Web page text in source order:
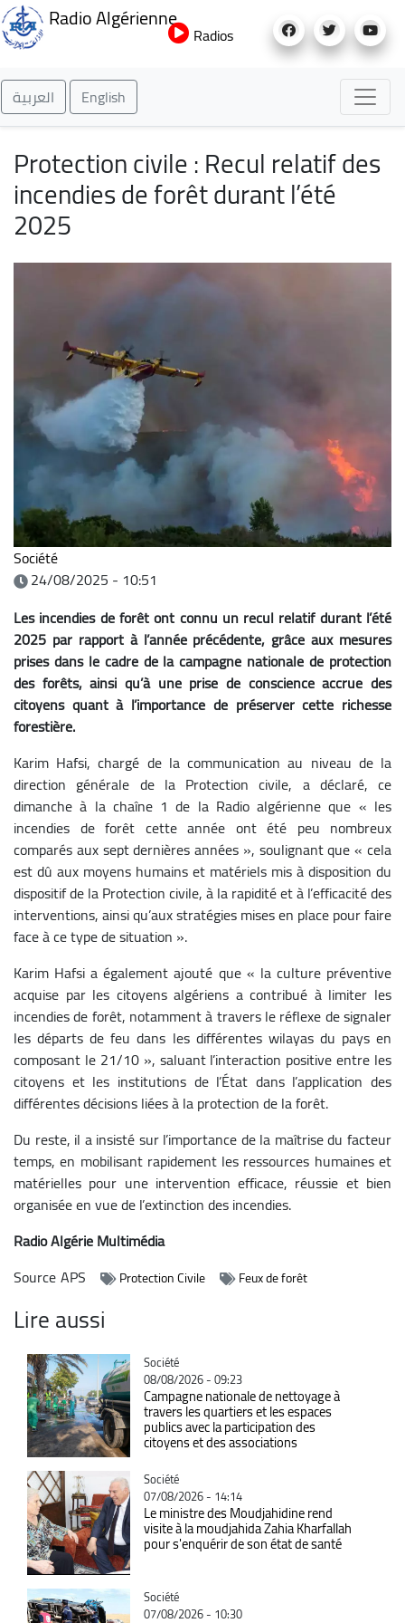
au
Radio Algérienne
Radios
العربية English
Protection civile : Recul relatif des
incendies de forêt durant l’été
2025
Société
24/08/2025 - 10:51
Les incendies de forêt ont connu un recul relatif durant l’été
2025 par rapport à l’année précédente, grâce aux mesures
prises dans le cadre de la campagne nationale de protection
des forêts, ainsi qu’à une prise de conscience accrue des
citoyens quant à l’importance de préserver cette richesse
forestière.
Karim Hafsi, chargé de la communication au niveau de la
direction générale de la Protection civile, a déclaré, ce
dimanche à la chaîne 1 de la Radio algérienne que « les
incendies de forêt cette année ont été peu nombreux
comparés aux sept dernières années », soulignant que « cela
est dû aux moyens humains et matériels mis à disposition du
dispositif de la Protection civile, à la rapidité et à l’efficacité des
interventions, ainsi qu’aux stratégies mises en place pour faire
face à ce type de situation ».
Karim Hafsi a également ajouté que « la culture préventive
acquise par les citoyens algériens a contribué à limiter les
incendies de forêt, notamment à travers le réflexe de signaler
les départs de feu dans les différentes wilayas du pays en
composant le 21/10 », saluant l’interaction positive entre les
citoyens et les institutions de l’État dans l’application des
différentes décisions liées à la protection de la forêt.
Du reste, il a insisté sur l’importance de la maîtrise du facteur
temps, en mobilisant rapidement les ressources humaines et
matérielles pour une intervention efficace, réussie et bien
organisée en vue de l’extinction des incendies.
Radio Algérie Multimédia
SourceAPS Protection Civile Feux de forêt
Lire aussi
Catégorie
Société
08/08/2026 - 09:23
Campagne nationale de nettoyage à
travers les quartiers et les espaces
publics avec la participation des
citoyens et des associations
Catégorie
Société
07/08/2026 - 14:14
Le ministre des Moudjahidine rend
visite à la moudjahida Zahia Kharfallah
pour s'enquérir de son état de santé
Catégorie
Société
07/08/2026 - 10:30